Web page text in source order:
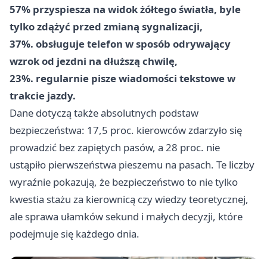
57% przyspiesza na widok żółtego światła, byle
tylko zdążyć przed zmianą sygnalizacji,
37%. obsługuje telefon w sposób odrywający
wzrok od jezdni na dłuższą chwilę,
23%. regularnie pisze wiadomości tekstowe w
trakcie jazdy.
Dane dotyczą także absolutnych podstaw
bezpieczeństwa: 17,5 proc. kierowców zdarzyło się
prowadzić bez zapiętych pasów, a 28 proc. nie
ustąpiło pierwszeństwa pieszemu na pasach. Te liczby
wyraźnie pokazują, że bezpieczeństwo to nie tylko
kwestia stażu za kierownicą czy wiedzy teoretycznej,
ale sprawa ułamków sekund i małych decyzji, które
podejmuje się każdego dnia.